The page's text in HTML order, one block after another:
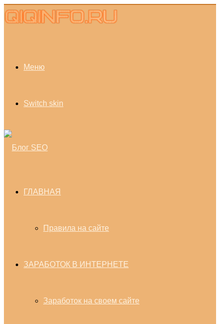
Меню
Switch skin
ГЛАВНАЯ
Правила на сайте
ЗАРАБОТОК В ИНТЕРНЕТЕ
Заработок на своем сайте